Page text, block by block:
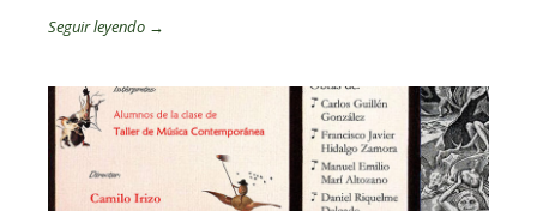
Seguir leyendo →